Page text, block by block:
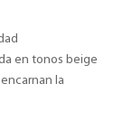
en tonos beige
la